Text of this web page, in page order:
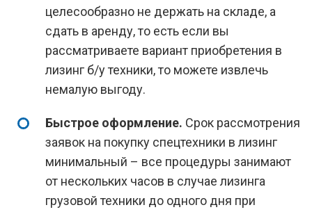
целесообразно не держать на складе, а
сдать в аренду, то есть если вы
рассматриваете вариант приобретения в
лизинг б/у техники, то можете извлечь
немалую выгоду.
Быстрое оформление. Срок рассмотрения
заявок на покупку спецтехники в лизинг
минимальный – все процедуры занимают
от нескольких часов в случае лизинга
грузовой техники до одного дня при